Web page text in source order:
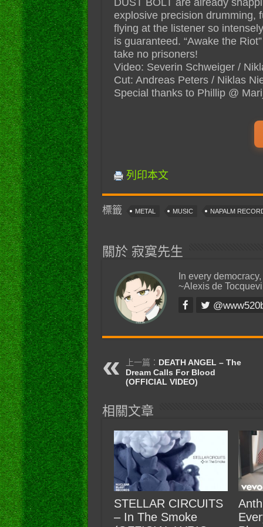
explosive precision drumming,
flying at the listener so
is guaranteed. “Awake the
take no prisoners!
Video: Severin Schweiger /
Cut: Andreas Peters / Niklas
Special thanks to Phillip @
列印本文
標籤 METAL MUSIC NAPALM
關於 寂寞先生
In every
~Alexis de
上一篇： DEATH ANGEL – The
Dream Calls For Blood
(OFFICIAL VIDEO)
相關文章
STELLAR CIRCUITS
– In The Smoke